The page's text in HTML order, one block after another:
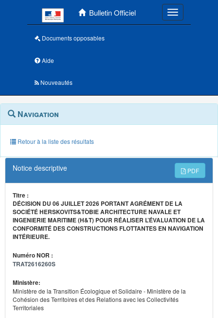
Bulletin Officiel Toggle
Documents opposables
Aide
Nouveautés
Navigation
outils
annexes
Menu
contextuel
Navigation
Retour à la liste des résultats
Notice descriptive PDF
Titre :
DÉCISION DU 06 JUILLET 2026 PORTANT AGRÉMENT DE LA
SOCIÉTÉ HERSKOVITS&TOBIE ARCHITECTURE NAVALE ET
INGENIERIE MARITIME (H&T) POUR RÉALISER L’ÉVALUATION DE LA
CONFORMITÉ DES CONSTRUCTIONS FLOTTANTES EN NAVIGATION
INTÉRIEURE.
Numéro NOR :
TRAT2616260S
Ministère:
Ministère de la Transition Écologique et Solidaire - Ministère de la
Cohésion des Territoires et des Relations avec les Collectivités
Territoriales